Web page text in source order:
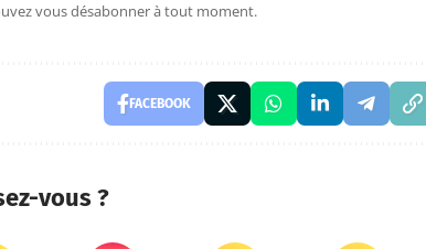
vous désabonner à tout moment.
FACEBOOK
vous ?